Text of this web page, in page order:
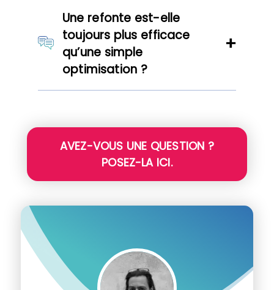
Une refonte est-elle
toujours plus efficace
qu’une simple
optimisation ?
AVEZ-VOUS UNE QUESTION ?
POSEZ-LA ICI.